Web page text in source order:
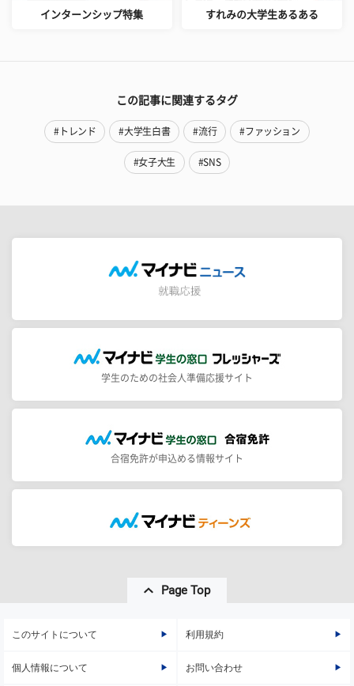
インターンシップ特集 すれみの大学生あるある
この記事に関連するタグ
#トレンド #大学生白書 #流行 #ファッション
#女子大生 #SNS
学生のための社会人準備応援サイト
合宿免許が申込める情報サイト
Page Top
このサイトについて 利用規約
個人情報について お問い合わせ